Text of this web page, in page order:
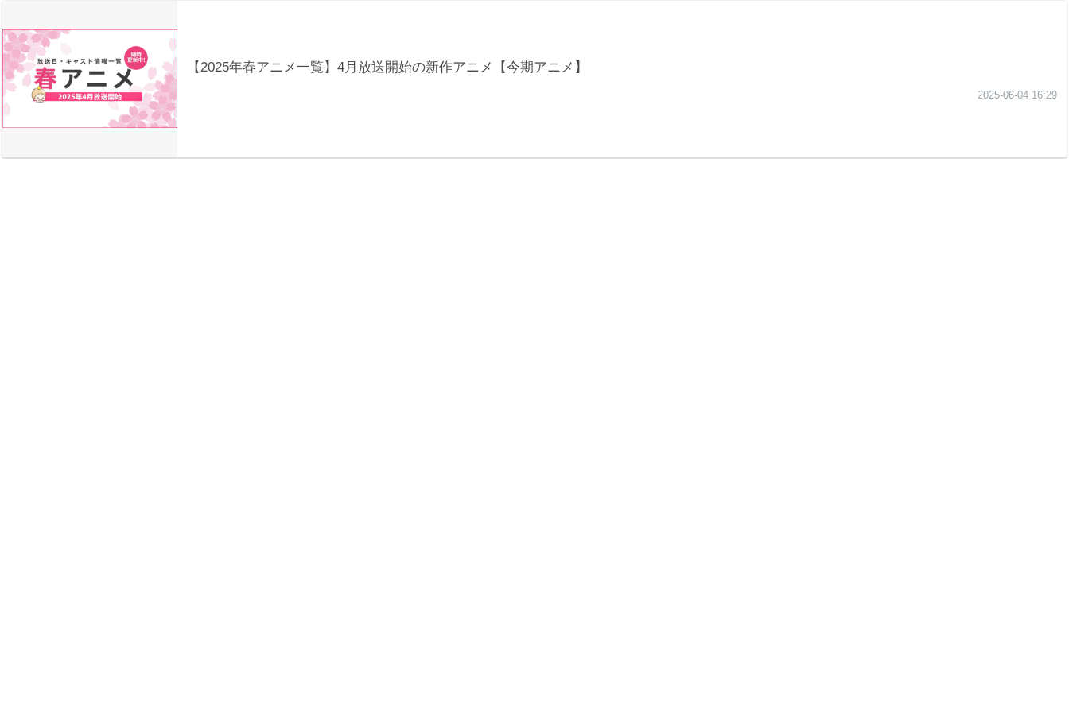
【2025年春アニメ一覧】4月放送開始の新作アニメ【今期アニメ】
2025-06-04 16:29